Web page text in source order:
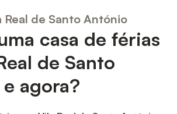
Real de Santo António
casa de férias
de Santo
agora?